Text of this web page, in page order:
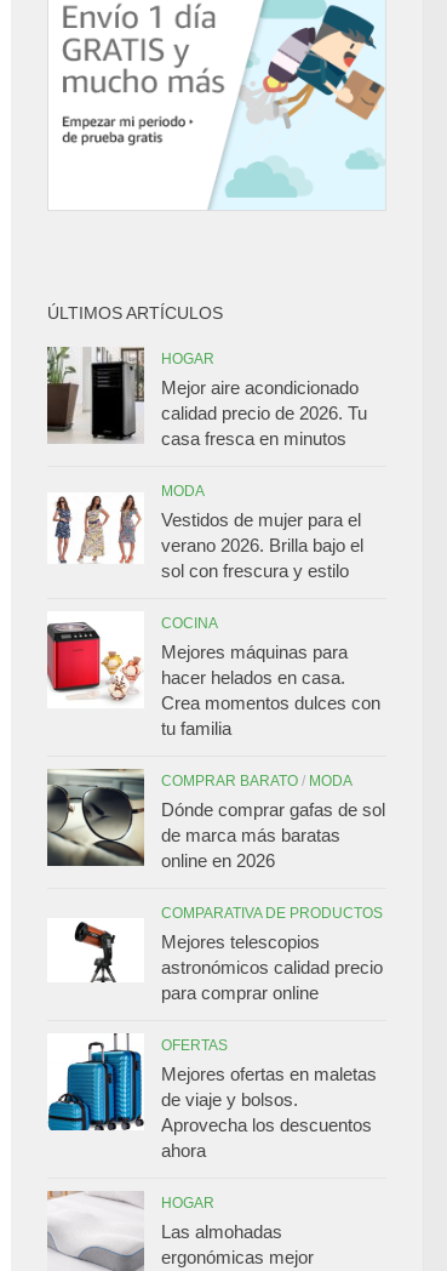
ÚLTIMOS ARTÍCULOS
HOGAR
Mejor aire acondicionado
calidad precio de 2026. Tu
casa fresca en minutos
MODA
Vestidos de mujer para el
verano 2026. Brilla bajo el
sol con frescura y estilo
COCINA
Mejores máquinas para
hacer helados en casa.
Crea momentos dulces con
tu familia
COMPRAR BARATO / MODA
Dónde comprar gafas de sol
de marca más baratas
online en 2026
COMPARATIVA DE PRODUCTOS
Mejores telescopios
astronómicos calidad precio
para comprar online
OFERTAS
Mejores ofertas en maletas
de viaje y bolsos.
Aprovecha los descuentos
ahora
HOGAR
Las almohadas
ergonómicas mejor